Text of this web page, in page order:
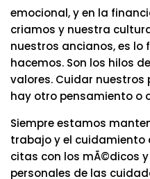
emocional, y en la
criamos y nuestra
nuestros ancianos, es
hacemos. Son los hilos
valores. Cuidar nuestros
hay otro pensamiento o
Siempre estamos
trabajo y el cuidamiento
citas con los mÃ©dicos
personales de las